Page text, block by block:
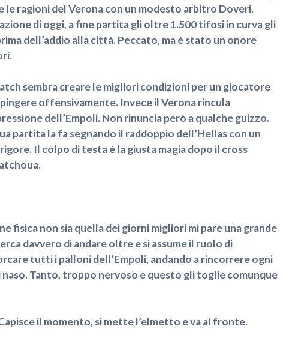
le ragioni del Verona con un modesto arbitro Doveri.
di oggi, a fine partita gli oltre 1.500 tifosi in curva gli
dell’addio alla città. Peccato, ma è stato un onore
sembra creare le migliori condizioni per un giocatore
offensivamente. Invece il Verona rincula
dell’Empoli. Non rinuncia però a qualche guizzo.
partita la fa segnando il raddoppio dell’Hellas con un
Il colpo di testa è la giusta magia dopo il cross
fisica non sia quella dei giorni migliori mi pare una grande
davvero di andare oltre e si assume il ruolo di
tutti i palloni dell’Empoli, andando a rincorrere ogni
naso. Tanto, troppo nervoso e questo gli toglie comunque
il momento, si mette l’elmetto e va al fronte.